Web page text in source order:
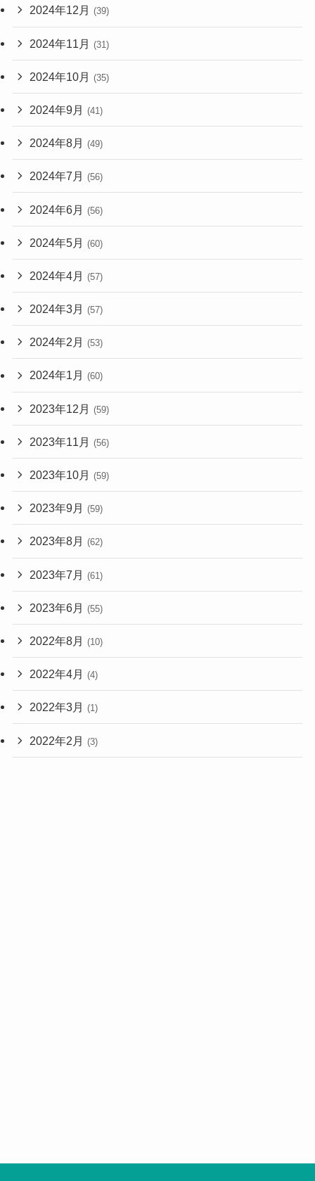
2024年12月 (39)
2024年11月 (31)
2024年10月 (35)
2024年9月 (41)
2024年8月 (49)
2024年7月 (56)
2024年6月 (56)
2024年5月 (60)
2024年4月 (57)
2024年3月 (57)
2024年2月 (53)
2024年1月 (60)
2023年12月 (59)
2023年11月 (56)
2023年10月 (59)
2023年9月 (59)
2023年8月 (62)
2023年7月 (61)
2023年6月 (55)
2022年8月 (10)
2022年4月 (4)
2022年3月 (1)
2022年2月 (3)